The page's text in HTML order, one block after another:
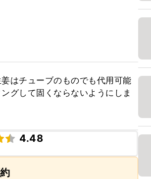
はチューブのものでも代用可能
グして固くならないようにしま
4.48